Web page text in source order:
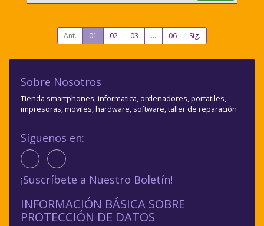
Ant. 01 02 03 ... 06 Sig.
Sobre Nosotros
Tienda smartphones, informatica, ordenadores, portatiles,
impresoras, moviles, hardware, software, taller de reparación
Síguenos en:
¡Suscríbete a Nuestro Boletín!
INFORMACIÓN BÁSICA SOBRE
PROTECCIÓN DE DATOS